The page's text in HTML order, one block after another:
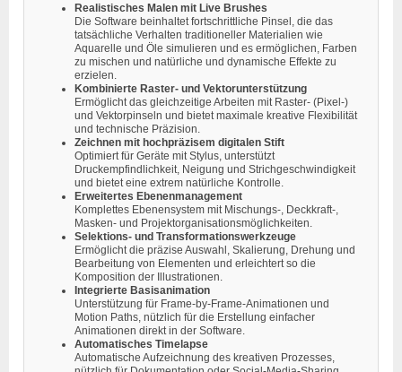
Realistisches Malen mit Live Brushes
Die Software beinhaltet fortschrittliche Pinsel, die das
tatsächliche Verhalten traditioneller Materialien wie
Aquarelle und Öle simulieren und es ermöglichen, Farben
zu mischen und natürliche und dynamische Effekte zu
erzielen.
Kombinierte Raster- und Vektorunterstützung
Ermöglicht das gleichzeitige Arbeiten mit Raster- (Pixel-)
und Vektorpinseln und bietet maximale kreative Flexibilität
und technische Präzision.
Zeichnen mit hochpräzisem digitalen Stift
Optimiert für Geräte mit Stylus, unterstützt
Druckempfindlichkeit, Neigung und Strichgeschwindigkeit
und bietet eine extrem natürliche Kontrolle.
Erweitertes Ebenenmanagement
Komplettes Ebenensystem mit Mischungs-, Deckkraft-,
Masken- und Projektorganisationsmöglichkeiten.
Selektions- und Transformationswerkzeuge
Ermöglicht die präzise Auswahl, Skalierung, Drehung und
Bearbeitung von Elementen und erleichtert so die
Komposition der Illustrationen.
Integrierte Basisanimation
Unterstützung für Frame-by-Frame-Animationen und
Motion Paths, nützlich für die Erstellung einfacher
Animationen direkt in der Software.
Automatisches Timelapse
Automatische Aufzeichnung des kreativen Prozesses,